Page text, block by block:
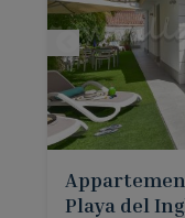
Playa del